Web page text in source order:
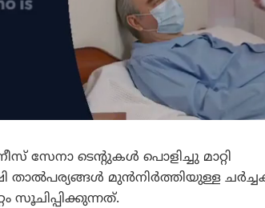
സേനാ ടെന്റുകൾ പൊളിച്ചു മാറ്റി
താൽപര്യങ്ങൾ മുൻനിർത്തിയുള്ള
സൂചിപ്പിക്കുന്നത്.